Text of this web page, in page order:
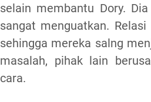
selain membantu Dory.
sangat menguatkan.
sehingga mereka salng
masalah, pihak lain
cara.